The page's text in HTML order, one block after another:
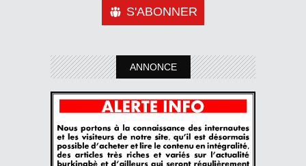
S'ABONNER
ANNONCE